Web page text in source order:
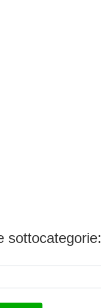
sottocategorie: